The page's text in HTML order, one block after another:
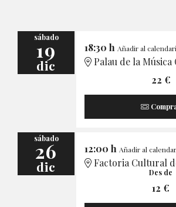
sábado
19
dic
18:30 h Añadir al
Palau de la Música
22 €
sábado
26
dic
12:00 h Añadir al
Factoria Cultural
Des de
12 €